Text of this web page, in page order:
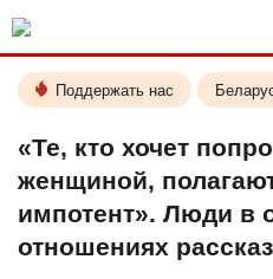
Поддержать нас
«Те, кто хочет
женщиной,
импотент». Люди в
отношениях